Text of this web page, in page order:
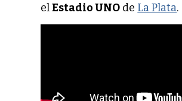
elEstadio UNO de La Plata.